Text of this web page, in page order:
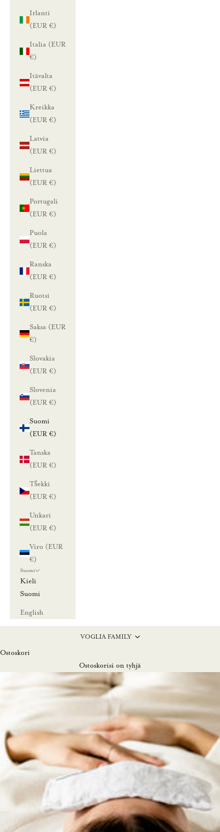
Irlanti
(EUR €)
Italia (EUR
€)
Itävalta
(EUR €)
Kreikka
(EUR €)
Latvia
(EUR €)
Liettua
(EUR €)
Portugali
(EUR €)
Puola
(EUR €)
Ranska
(EUR €)
Ruotsi
(EUR €)
Saksa (EUR
€)
Slovakia
(EUR €)
Slovenia
(EUR €)
Suomi
(EUR €)
Tanska
(EUR €)
Tšekki
(EUR €)
Unkari
(EUR €)
Viro (EUR
€)
Suomi
Kieli
Suomi
English
VOGLIA FAMILY
Ostoskori
Ostoskorisi on tyhjä